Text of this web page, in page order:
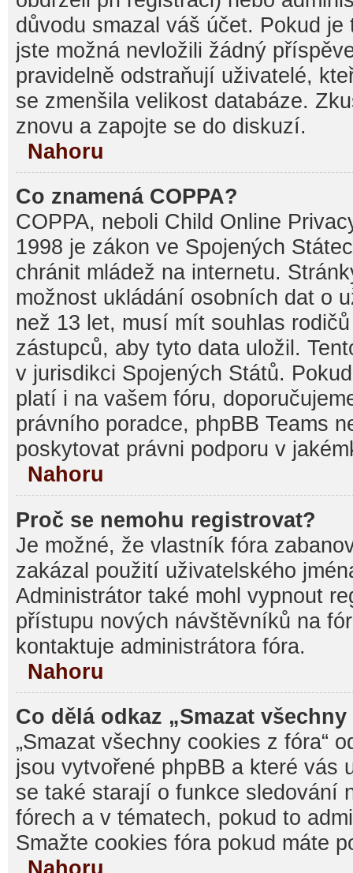
důvodu smazal váš účet. Pokud
jste možná nevložili žádný
pravidelně odstraňují uživatelé,
se zmenšila velikost databáze.
znovu a zapojte se do diskuzí.
Nahoru
Co znamená COPPA?
COPPA, neboli Child Online
1998 je zákon ve Spojených
chránit mládež na internetu.
možnost ukládání osobních dat o
než 13 let, musí mít souhlas
zástupců, aby tyto data uložil.
v jurisdikci Spojených Států.
platí i na vašem fóru,
právního poradce, phpBB Teams
poskytovat právni podporu v
Nahoru
Proč se nemohu registrovat?
Je možné, že vlastník fóra
zakázal použití uživatelského
Administrátor také mohl vypnout
přístupu nových návštěvníků na
kontaktuje administrátora fóra.
Nahoru
Co dělá odkaz „Smazat
„Smazat všechny cookies z fóra“
jsou vytvořené phpBB a které vás
se také starají o funkce sledování
fórech a v tématech, pokud to
Smažte cookies fóra pokud máte